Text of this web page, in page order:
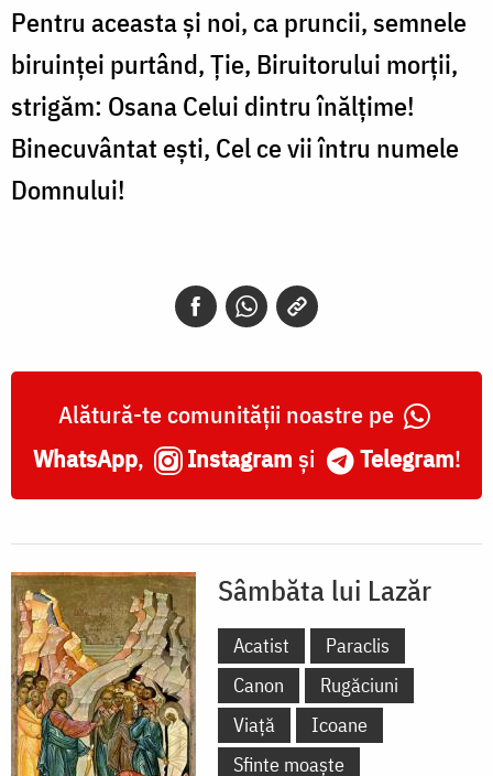
Pentru aceasta și noi, ca pruncii, semnele
biruinței purtând, Ție, Biruitorului morții,
strigăm: Osana Celui dintru înălțime!
Binecuvântat ești, Cel ce vii întru numele
Domnului!
Alătură-te comunității noastre pe
WhatsApp, Instagram și Telegram!
Sâmbăta lui Lazăr
Acatist
Paraclis
Canon
Rugăciuni
Viață
Icoane
Sfinte moaște